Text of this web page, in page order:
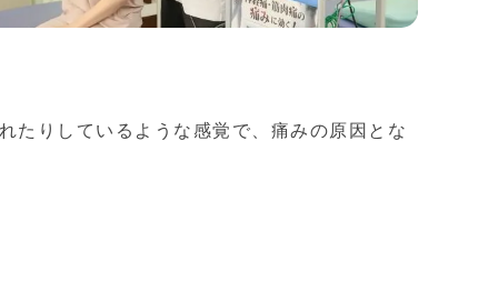
たりしているような感覚で、痛みの原因とな